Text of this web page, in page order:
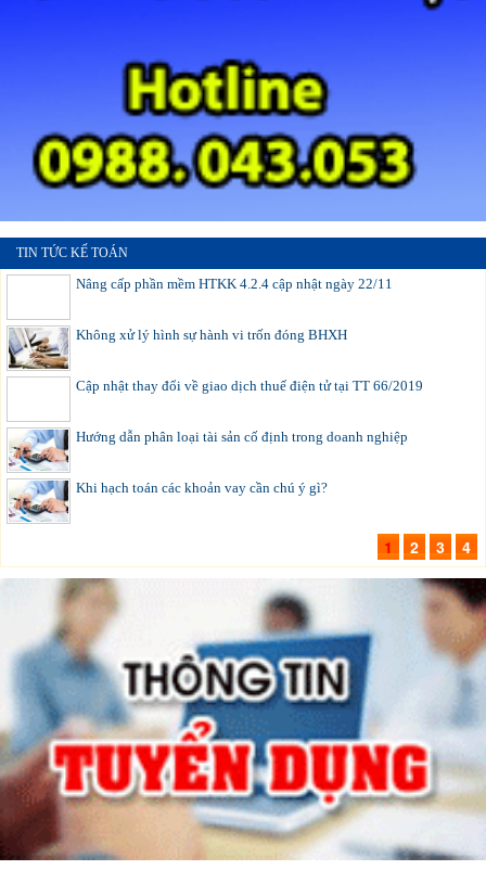
TIN TỨC KẾ TOÁN
Nâng cấp phần mềm HTKK 4.2.4 cập nhật ngày 22/11
Không xử lý hình sự hành vi trốn đóng BHXH
Cập nhật thay đổi về giao dịch thuế điện tử tại TT 66/2019
Hướng dẫn phân loại tài sản cố định trong doanh nghiệp
Khi hạch toán các khoản vay cần chú ý gì?
1 2 3 4